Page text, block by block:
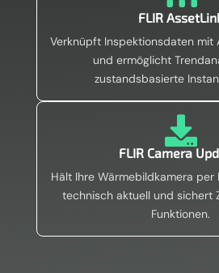
FLIR
Verknüpft Inspektionsdaten mit
und ermöglicht
zustandsbasierte

FLIR Camera
Hält Ihre Wärmebildkamera
technisch aktuell und sichert
Funktionen.